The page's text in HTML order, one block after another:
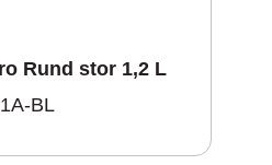
Rund stor 1,2 L
BL